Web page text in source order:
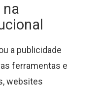
a publicidade
ferramentas e
websites